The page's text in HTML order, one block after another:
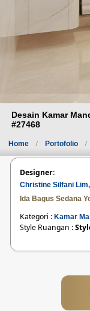
Desain Kamar
#27468
Home Portofolio
Designer:
Christine Silfani
Ida Bagus Sedana
Kategori : Kamar
Style Ruangan :